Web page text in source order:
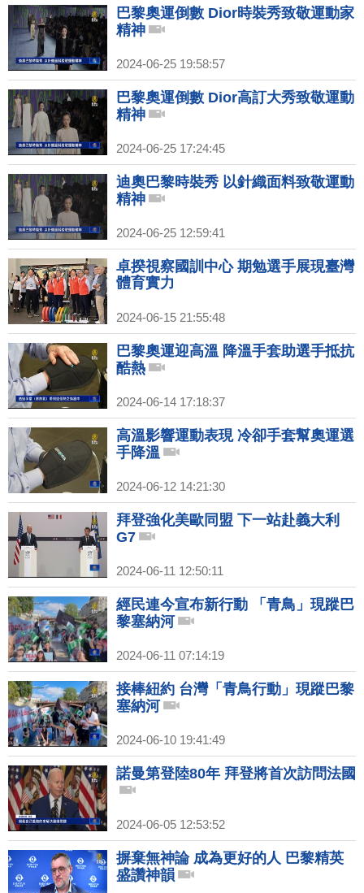
巴黎奧運倒數 Dior時裝秀致敬運動家
精神
2024-06-25 19:58:57
巴黎奧運倒數 Dior高訂大秀致敬運動
精神
2024-06-25 17:24:45
迪奧巴黎時裝秀 以針織面料致敬運動
精神
2024-06-25 12:59:41
卓揆視察國訓中心 期勉選手展現臺灣
體育實力
2024-06-15 21:55:48
巴黎奧運迎高溫 降溫手套助選手抵抗
酷熱
2024-06-14 17:18:37
高溫影響運動表現 冷卻手套幫奧運選
手降溫
2024-06-12 14:21:30
拜登強化美歐同盟 下一站赴義大利
G7
2024-06-11 12:50:11
經民連今宣布新行動 「青鳥」現蹤巴
黎塞納河
2024-06-11 07:14:19
接棒紐約 台灣「青鳥行動」現蹤巴黎
塞納河
2024-06-10 19:41:49
諾曼第登陸80年 拜登將首次訪問法國
2024-06-05 12:53:52
摒棄無神論 成為更好的人 巴黎精英
盛讚神韻